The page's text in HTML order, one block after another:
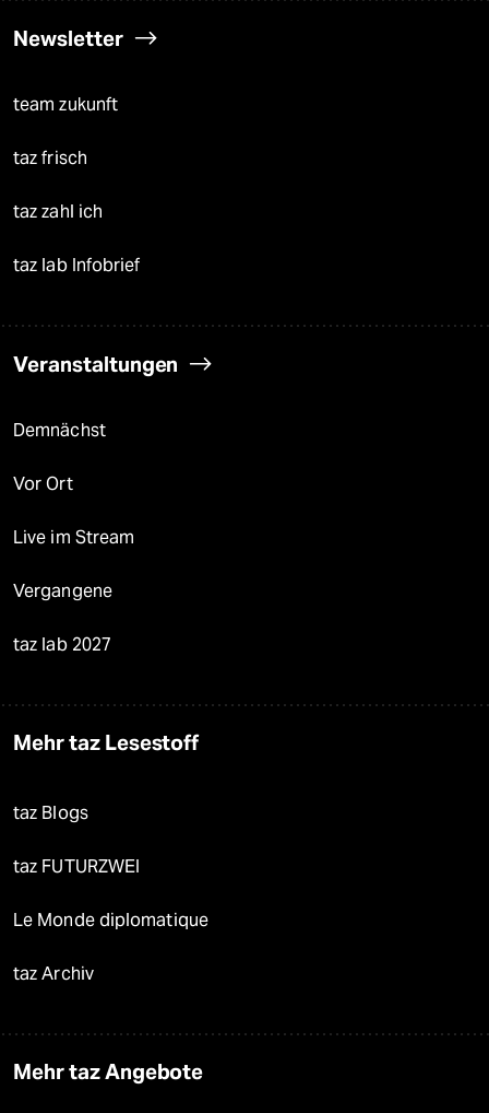
Newsletter
team zukunft
taz frisch
taz zahl ich
taz lab Infobrief
Veranstaltungen
Demnächst
Vor Ort
Live im Stream
Vergangene
taz lab 2027
Mehr taz Lesestoff
taz Blogs
taz FUTURZWEI
Le Monde diplomatique
taz Archiv
Mehr taz Angebote